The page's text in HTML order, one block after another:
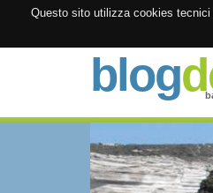
Questo sito utilizza cookies
blog